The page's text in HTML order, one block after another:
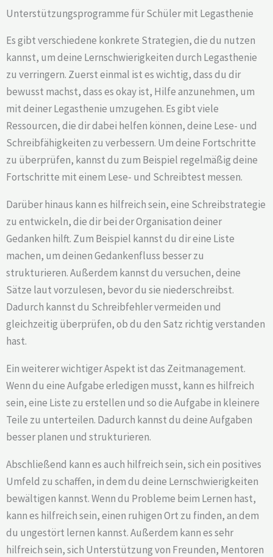
Unterstützungsprogramme für Schüler mit Legasthenie
Es gibt verschiedene konkrete Strategien, die du nutzen
kannst, um deine Lernschwierigkeiten durch Legasthenie
zu verringern. Zuerst einmal ist es wichtig, dass du dir
bewusst machst, dass es okay ist, Hilfe anzunehmen, um
mit deiner Legasthenie umzugehen. Es gibt viele
Ressourcen, die dir dabei helfen können, deine Lese- und
Schreibfähigkeiten zu verbessern. Um deine Fortschritte
zu überprüfen, kannst du zum Beispiel regelmäßig deine
Fortschritte mit einem Lese- und Schreibtest messen.
Darüber hinaus kann es hilfreich sein, eine Schreibstrategie
zu entwickeln, die dir bei der Organisation deiner
Gedanken hilft. Zum Beispiel kannst du dir eine Liste
machen, um deinen Gedankenfluss besser zu
strukturieren. Außerdem kannst du versuchen, deine
Sätze laut vorzulesen, bevor du sie niederschreibst.
Dadurch kannst du Schreibfehler vermeiden und
gleichzeitig überprüfen, ob du den Satz richtig verstanden
hast.
Ein weiterer wichtiger Aspekt ist das Zeitmanagement.
Wenn du eine Aufgabe erledigen musst, kann es hilfreich
sein, eine Liste zu erstellen und so die Aufgabe in kleinere
Teile zu unterteilen. Dadurch kannst du deine Aufgaben
besser planen und strukturieren.
Abschließend kann es auch hilfreich sein, sich ein positives
Umfeld zu schaffen, in dem du deine Lernschwierigkeiten
bewältigen kannst. Wenn du Probleme beim Lernen hast,
kann es hilfreich sein, einen ruhigen Ort zu finden, an dem
du ungestört lernen kannst. Außerdem kann es sehr
hilfreich sein, sich Unterstützung von Freunden, Mentoren